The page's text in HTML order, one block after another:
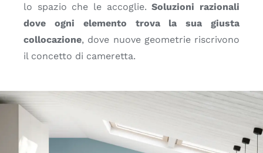
lo spazio che le accoglie.Soluzioni razionali
dove ogni elemento trova la sua giusta
collocazione, dove nuove geometrie riscrivono
il concetto di cameretta.